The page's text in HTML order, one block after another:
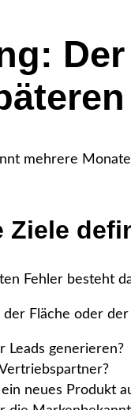
mehrere
Ziele
Fehler besteht
Fläche oder
Leads generieren?
neues Produkt